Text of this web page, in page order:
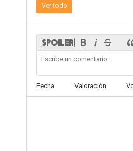
Ver todo
Fecha Valoración